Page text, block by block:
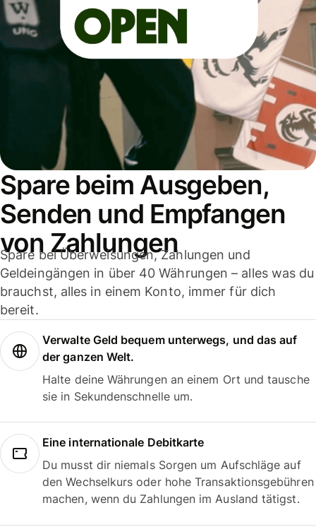
Spare beim Ausgeben,
Senden und Empfangen
von Zahlungen
Spare bei Überweisungen, Zahlungen und
Geldeingängen in über 40 Währungen – alles was du
brauchst, alles in einem Konto, immer für dich
bereit.
Verwalte Geld bequem unterwegs, und das auf
der ganzen Welt.
Halte deine Währungen an einem Ort und tausche
sie in Sekundenschnelle um.
Eine internationale Debitkarte
Du musst dir niemals Sorgen um Aufschläge auf
den Wechselkurs oder hohe Transaktionsgebühren
machen, wenn du Zahlungen im Ausland tätigst.